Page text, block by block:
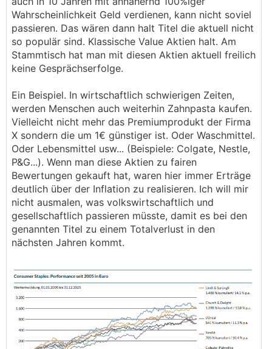
Wahrscheinlichkeit Geld verdienen, kann nicht soviel
passieren. Das wären dann halt Titel die aktuell nicht
so populär sind. Klassische Value Aktien halt. Am
Stammtisch hat man mit diesen Aktien aktuell freilich
keine Gesprächserfolge.
Ein Beispiel. In wirtschaftlich schwierigen Zeiten,
werden Menschen auch weiterhin Zahnpasta kaufen.
Vielleicht nicht mehr das Premiumprodukt der Firma
X sondern die um 1€ günstiger ist. Oder Waschmittel.
Oder Lebensmittel usw... (Beispiele: Colgate, Nestle,
P&G...). Wenn man diese Aktien zu fairen
Bewertungen gekauft hat, waren hier immer Erträge
deutlich über der Inflation zu realisieren. Ich will mir
nicht ausmalen, was volkswirtschaftlich und
gesellschaftlich passieren müsste, damit es bei den
genannten Titel zu einem Totalverlust in den
nächsten Jahren kommt.